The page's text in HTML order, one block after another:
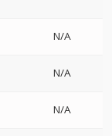
N/A
N/A
N/A